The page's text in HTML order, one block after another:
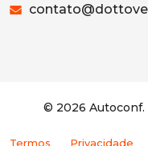
© 2026 Autoconf.
Termos Privacidade